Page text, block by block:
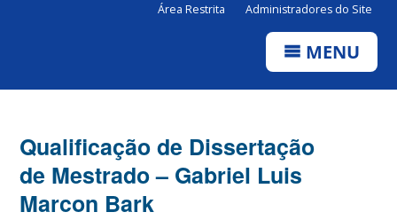
Área Restrita Administradores do Site
MENU
Qualificação de Dissertação
de Mestrado – Gabriel Luis
Marcon Bark